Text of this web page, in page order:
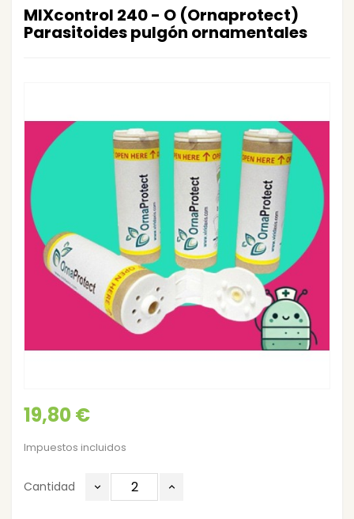
MIXcontrol 240 - O (Ornaprotect)
Parasitoides pulgón ornamentales
19,80 €
Impuestos incluidos
Cantidad